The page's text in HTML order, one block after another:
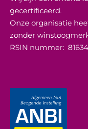
gecertificeerd.
Onze organisatie
zonder
RSIN nummer: